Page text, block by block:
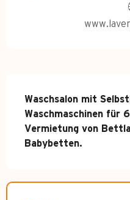
Beschreibung
Waschsalon mit
Waschmaschinen für
Vermietung von
Babybetten.